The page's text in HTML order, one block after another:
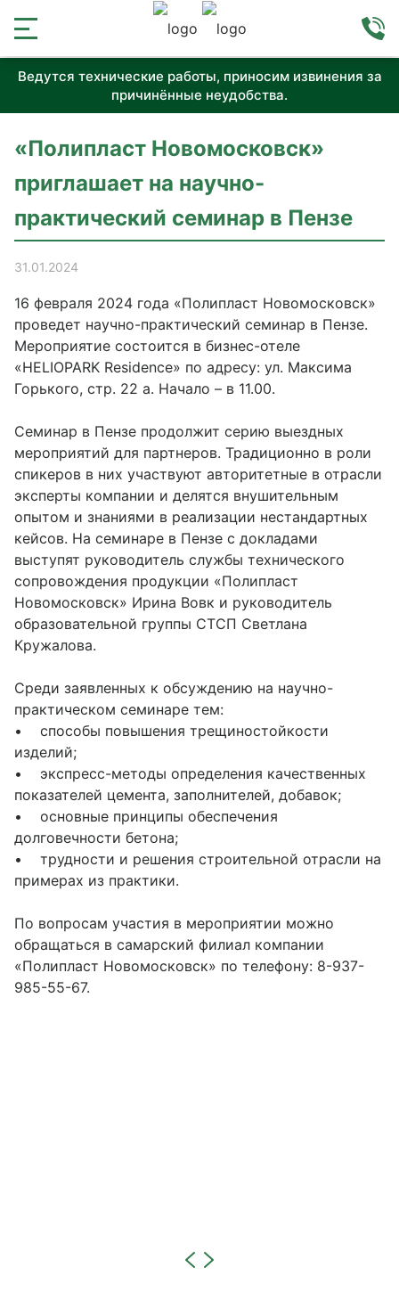
Ведутся технические работы, приносим извинения за
причинённые неудобства.
«Полипласт Новомосковск»
приглашает на научно-
практический семинар в Пензе
31.01.2024
16 февраля 2024 года «Полипласт Новомосковск»
проведет научно-практический семинар в Пензе.
Мероприятие состоится в бизнес-отелe
«HELIOPARK Residence» по адресу: ул. Максима
Горького, стр. 22 а. Начало – в 11.00.
Семинар в Пензе продолжит серию выездных
мероприятий для партнеров. Традиционно в роли
спикеров в них участвуют авторитетные в отрасли
эксперты компании и делятся внушительным
опытом и знаниями в реализации нестандартных
кейсов. На семинаре в Пензе с докладами
выступят руководитель службы технического
сопровождения продукции «Полипласт
Новомосковск» Ирина Вовк и руководитель
образовательной группы СТСП Светлана
Кружалова.
Среди заявленных к обсуждению на научно-
практическом семинаре тем:
• способы повышения трещиностойкости
изделий;
• экспресс-методы определения качественных
показателей цемента, заполнителей, добавок;
• основные принципы обеспечения
долговечности бетона;
• трудности и решения строительной отрасли на
примерах из практики.
По вопросам участия в мероприятии можно
обращаться в самарский филиал компании
«Полипласт Новомосковск» по телефону: 8-937-
985-55-67.